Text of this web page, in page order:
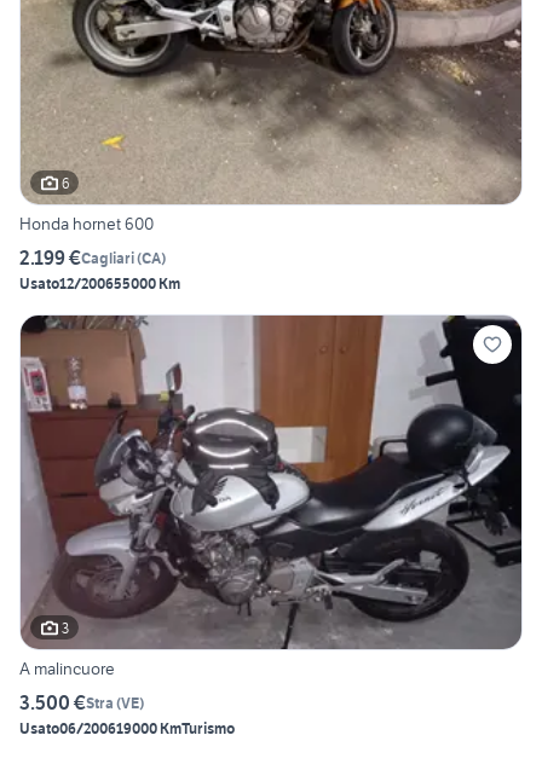
6
Honda hornet 600
2.199 €Cagliari(CA)
Usato12/200655000 Km
3
A malincuore
3.500 €Stra (VE)
Usato06/200619000 KmTurismo